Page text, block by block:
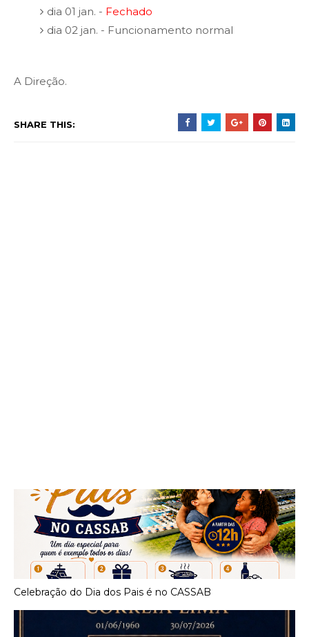
dia 01 jan. - Fechado
dia 02 jan. - Funcionamento normal
A Direção.
SHARE THIS:
Celebração do Dia dos Pais é no CASSAB